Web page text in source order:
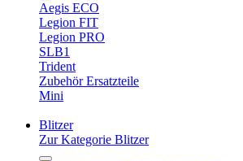
Aegis ECO
Legion FIT
Legion PRO
SLB1
Trident
Zubehör Ersatzteile
Mini
Blitzer
Zur Kategorie Blitzer